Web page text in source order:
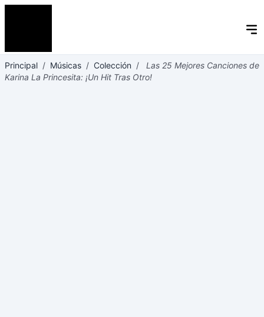
Principal / Músicas / Colección /
Las 25 Mejores Canciones de
Karina La Princesita: ¡Un Hit Tras Otro!